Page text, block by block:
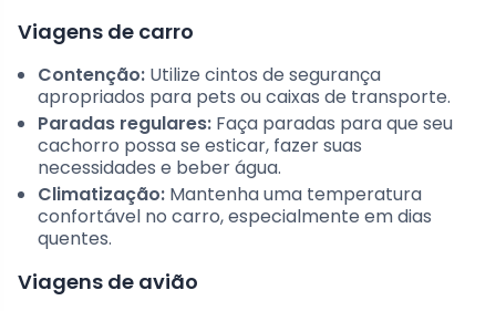
Viagens de carro
Contenção: Utilize cintos de segurança
apropriados para pets ou caixas de transporte.
Paradas regulares: Faça paradas para que seu
cachorro possa se esticar, fazer suas
necessidades e beber água.
Climatização: Mantenha uma temperatura
confortável no carro, especialmente em dias
quentes.
Viagens de avião